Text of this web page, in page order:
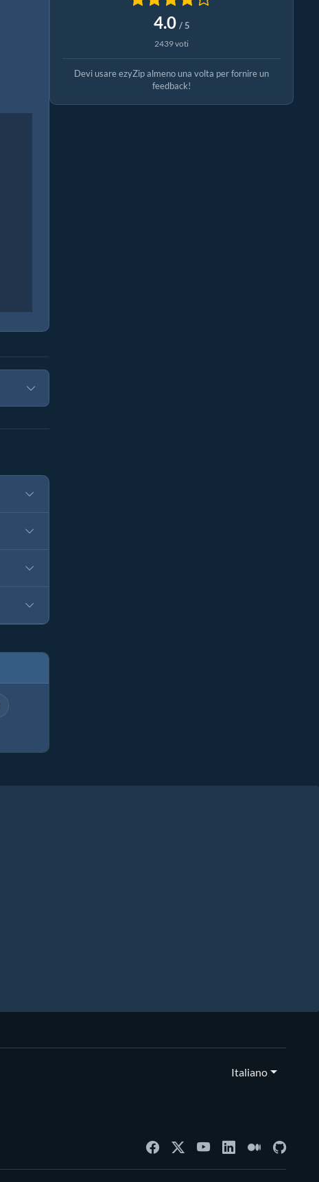
4.0 / 5
2439 voti
Devi usare ezyZip almeno una volta per fornire un
feedback!
Italiano